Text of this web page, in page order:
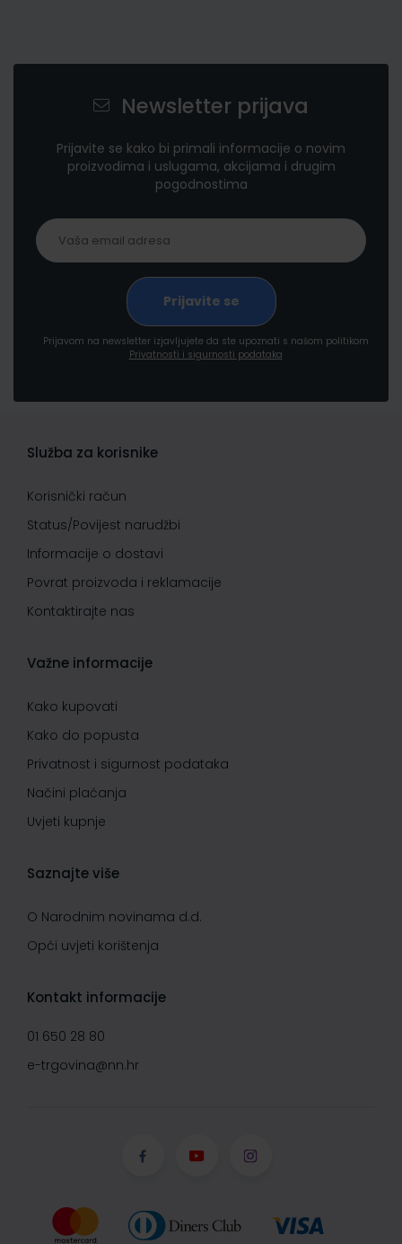
Newsletter prijava
Prijavite se kako bi primali informacije o novim
proizvodima i uslugama, akcijama i drugim
pogodnostima
Prijavom na newsletter izjavljujete da ste upoznati s našom politikom
Privatnosti i sigurnosti podataka
Služba za korisnike
Korisnički račun
Status/Povijest narudžbi
Informacije o dostavi
Povrat proizvoda i reklamacije
Kontaktirajte nas
Važne informacije
Kako kupovati
Kako do popusta
Privatnost i sigurnost podataka
Načini plaćanja
Uvjeti kupnje
Saznajte više
O Narodnim novinama d.d.
Opći uvjeti korištenja
Kontakt informacije
01 650 28 80
e-trgovina@nn.hr